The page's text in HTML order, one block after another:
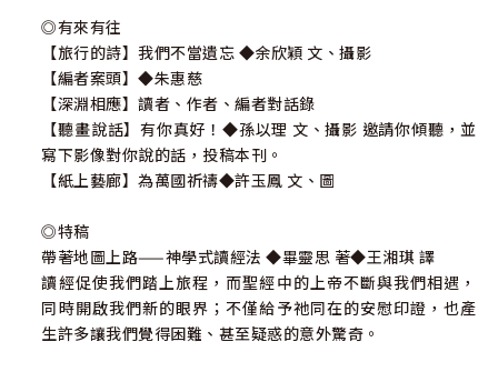
◎有來有往
【旅行的詩】我們不當遺忘 ◆余欣穎 文、攝影
【編者案頭】◆朱惠慈
【深淵相應】讀者、作者、編者對話錄
【聽畫說話】有你真好！◆孫以理 文、攝影 邀請你傾聽，並
寫下影像對你說的話，投稿本刊。
【紙上藝廊】為萬國祈禱◆許玉鳳 文、圖
◎特稿
帶著地圖上路——神學式讀經法 ◆畢靈思 著◆王湘琪 譯
讀經促使我們踏上旅程，而聖經中的上帝不斷與我們相遇，
同時開啟我們新的眼界；不僅給予祂同在的安慰印證，也產
生許多讓我們覺得困難、甚至疑惑的意外驚奇。